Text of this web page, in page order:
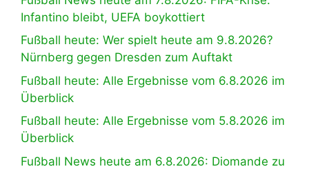
Infantino bleibt, UEFA boykottiert
Fußball heute: Wer spielt heute am 9.8.2026?
Nürnberg gegen Dresden zum Auftakt
Fußball heute: Alle Ergebnisse vom 6.8.2026 im
Überblick
Fußball heute: Alle Ergebnisse vom 5.8.2026 im
Überblick
Fußball News heute am 6.8.2026: Diomande zu